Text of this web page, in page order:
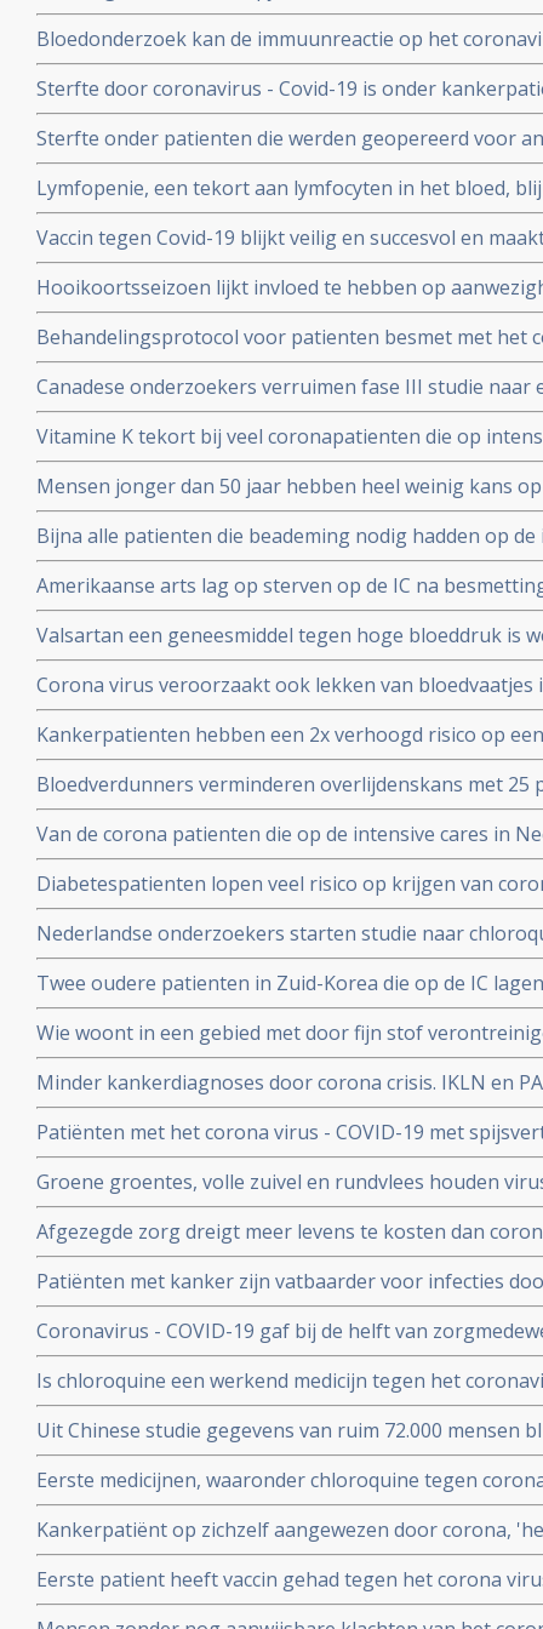
besmet worden met het coronavirus - COVID-19 blijkt
Bloedonderzoek kan de immuunreactie op het
volgen en voorspellen hoe de ziekte zich zal
Sterfte door coronavirus - Covid-19 is onder
met mensen zonder kanker maar voor extra risico
bewijs. Blijkt uit grote internationale studie.
Sterfte onder patienten die werden geopereerd voor
beduidend hoger bij mensen die vooraf of binnen een
met het coronavirus - Covid-19 blijkt uit grote
Lymfopenie, een tekort aan lymfocyten in het bloed,
ernst van klachten en sterfterisico bij patienten
19
Vaccin tegen Covid-19 blijkt veilig en succesvol en
van de 108 deelnemers aan Chinese studie
Hooikoortsseizoen lijkt invloed te hebben op
virus (COVID-19) blijkt uit studie van Erasmus MC
Behandelingsprotocol voor patienten besmet met het
combinatie van corticosteroïden, hoge dosis
bloedverdunners blijkt succesvolle aanpak
Canadese onderzoekers verruimen fase III studie
dosis vitamine C bij sepsis met opnemen van patienten
studieprotocol
Vitamine K tekort bij veel coronapatienten die op
en beademing nodig hadden blijkt uit Nederlands
Mensen jonger dan 50 jaar hebben heel weinig kans
met het coronavirus, blijkt uit onderzoek van de
Bijna alle patienten die beademing nodig hadden op
Yorkse ziekenhuizen overleden (88 procent).
waren de belangrijkste factoren
Amerikaanse arts lag op sterven op de IC na
infusen met hoge dosis vitamine C redde zijn leven
Valsartan een geneesmiddel tegen hoge bloeddruk is
het corona virus. Nederlandse onderzoekers aan de
gerandomiseerd onderzoek. ]
Corona virus veroorzaakt ook lekken van
de ACE2-receptoren en maakt dit corona virus nog
onderzoekers aan de Radboud universiteit
Kankerpatienten hebben een 2x verhoogd risico op
virus blijkt uit studie in Wujang. Waarschijnlijk doordat
Bloedverdunners verminderen overlijdenskans met
corona virus die een SOHA score - sepsis-
hadden bij opname op de Intensive Care
Van de corona patienten die op de intensive cares in
32 procent mensen met ernstig overgewicht en
Diabetespatienten lopen veel risico op krijgen van
eerste Nederlandse onderzoek onder 100 patienten.
Nederlandse onderzoekers starten studie naar
patienten die besmet zijn met het coronavirus - COVID-
Twee oudere patienten in Zuid-Korea die op de IC
corona virus door bloedplasma behandeling van
Wie woont in een gebied met door fijn stof
groter risico op overlijden aan corona virus in
zuiverder lucht
Minder kankerdiagnoses door corona crisis. IKLN en
effecten op langere termijn schrijven zij in een brief.
Patiënten met het corona virus - COVID-19 met
slechtere prognose om te overleven dan patiënten
Groene groentes, volle zuivel en rundvlees houden
blijkt uit studie van kinderarts Ellen van der Gaag. En
virus (COVID-19)
Afgezegde zorg dreigt meer levens te kosten dan
van Gupta Strategists, een adviesbureau gericht op de
Patiënten met kanker zijn vatbaarder voor infecties
(beenmergonderdrukking) veroorzaakt door hun
overleden daardoor relatief meer kankerpatienten
Coronavirus - COVID-19 gaf bij de helft van
verkoudheid en geen koorts en zij bleven gewoon
onderzoek bij 86 zorgmedewerkers
Is chloroquine een werkend medicijn tegen het
wel op. Hier een paar studies
Uit Chinese studie gegevens van ruim 72.000 mensen
mensen besmet met het corona virus - Covid-19
herstelt
Eerste medicijnen, waaronder chloroquine tegen
uitstekend te werken. 80 procent minder virus in bloed,
onderzoekers
Kankerpatiënt op zichzelf aangewezen door corona,
NOS in een artikel
Eerste patient heeft vaccin gehad tegen het corona